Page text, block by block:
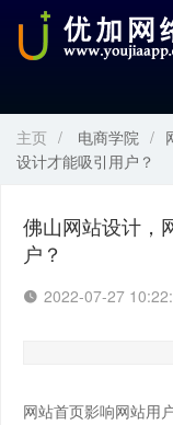
首页
开发服务
案例解剖
电商学院
主页 / 电商学院 /
设计才能吸引用户？
佛山网站设计，
户？
2022-07-27
网站首页影响网站用